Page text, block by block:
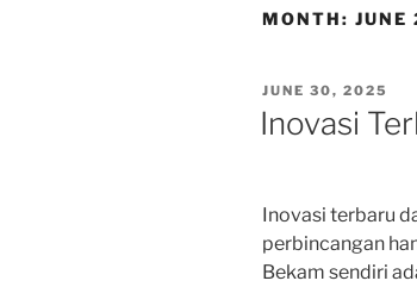
MONTH: JUNE
POSTED
ON
JUNE 30, 2025
Inovasi
Inovasi terbaru
perbincangan
Bekam sendiri